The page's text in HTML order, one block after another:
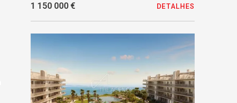
1 150 000 € DETALHES